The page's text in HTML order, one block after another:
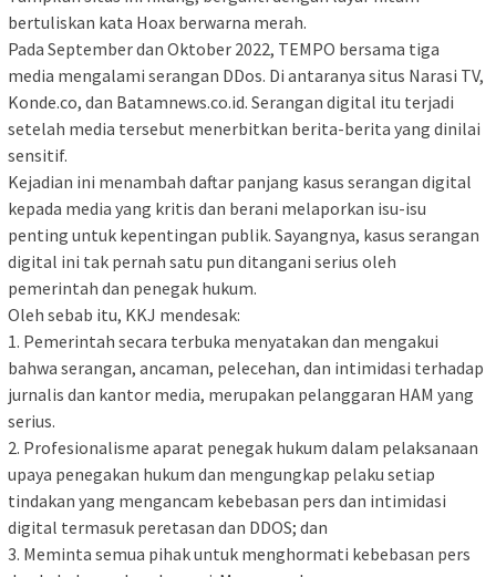
bertuliskan kata Hoax berwarna merah.
Pada September dan Oktober 2022, TEMPO bersama tiga
media mengalami serangan DDos. Di antaranya situs Narasi TV,
Konde.co, dan Batamnews.co.id. Serangan digital itu terjadi
setelah media tersebut menerbitkan berita-berita yang dinilai
sensitif.
Kejadian ini menambah daftar panjang kasus serangan digital
kepada media yang kritis dan berani melaporkan isu-isu
penting untuk kepentingan publik. Sayangnya, kasus serangan
digital ini tak pernah satu pun ditangani serius oleh
pemerintah dan penegak hukum.
Oleh sebab itu, KKJ mendesak:
1. Pemerintah secara terbuka menyatakan dan mengakui
bahwa serangan, ancaman, pelecehan, dan intimidasi terhadap
jurnalis dan kantor media, merupakan pelanggaran HAM yang
serius.
2. Profesionalisme aparat penegak hukum dalam pelaksanaan
upaya penegakan hukum dan mengungkap pelaku setiap
tindakan yang mengancam kebebasan pers dan intimidasi
digital termasuk peretasan dan DDOS; dan
3. Meminta semua pihak untuk menghormati kebebasan pers